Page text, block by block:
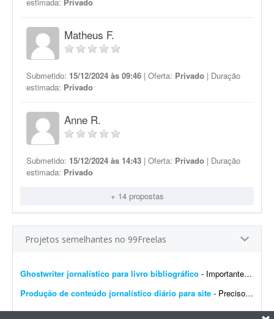
Matheus F.
Submetido: 15/12/2024 às 09:46 | Oferta: Privado | Duração
estimada: Privado
Anne R.
Submetido: 15/12/2024 às 14:43 | Oferta: Privado | Duração
estimada: Privado
+ 14 propostas
Projetos semelhantes no 99Freelas
Ghostwriter jornalístico para livro bibliográfico - Importante! Serão aceitas apenas propostas de profissionais com formação acadêmica em Jornalismo e registro profissional ativo (DRT ou MTB). É obrigatório...
Produção de conteúdo jornalístico diário para site - Preciso de jornalista para produção de conteúdo diário: - Reportagens exclusivas; - Reportagens investigativas; - Artigos de opinião. O site é exclusivo ...